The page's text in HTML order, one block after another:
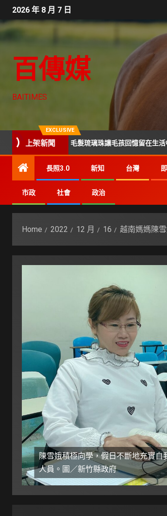
2026 年 8 月 7 日
百傳媒
BAITIMES
EXCLUSIVE
上架新聞
別後寄託 毛髮琉璃珠讓毛孩回憶留在生活中
長照3.0 新知 台灣
市政 社會 政治
Home 2022 12 月 16 越南媽媽陳
陳雪娥積極向學，假日不斷地充實
人員。圖／新竹縣政府